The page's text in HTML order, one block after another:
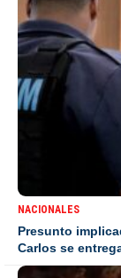
NACIONALES
Presunto
Carlos se